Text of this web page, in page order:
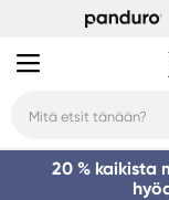
20 % kaikista